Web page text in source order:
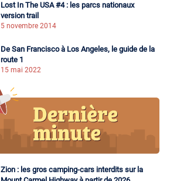
Lost In The USA #4 : les parcs nationaux
version trail
5 novembre 2014
De San Francisco à Los Angeles, le guide de la
route 1
15 mai 2022
Zion : les gros camping-cars interdits sur la